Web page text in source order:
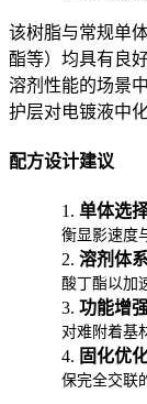
该树脂与常规单
酯等）均具有良
溶剂性能的场景
护层对电镀液中
配方设计建议
1. 单体选
衡显影速度
2. 溶剂体
酸丁酯以加
3. 功能增
对难附着基
4. 固化优
保完全交联